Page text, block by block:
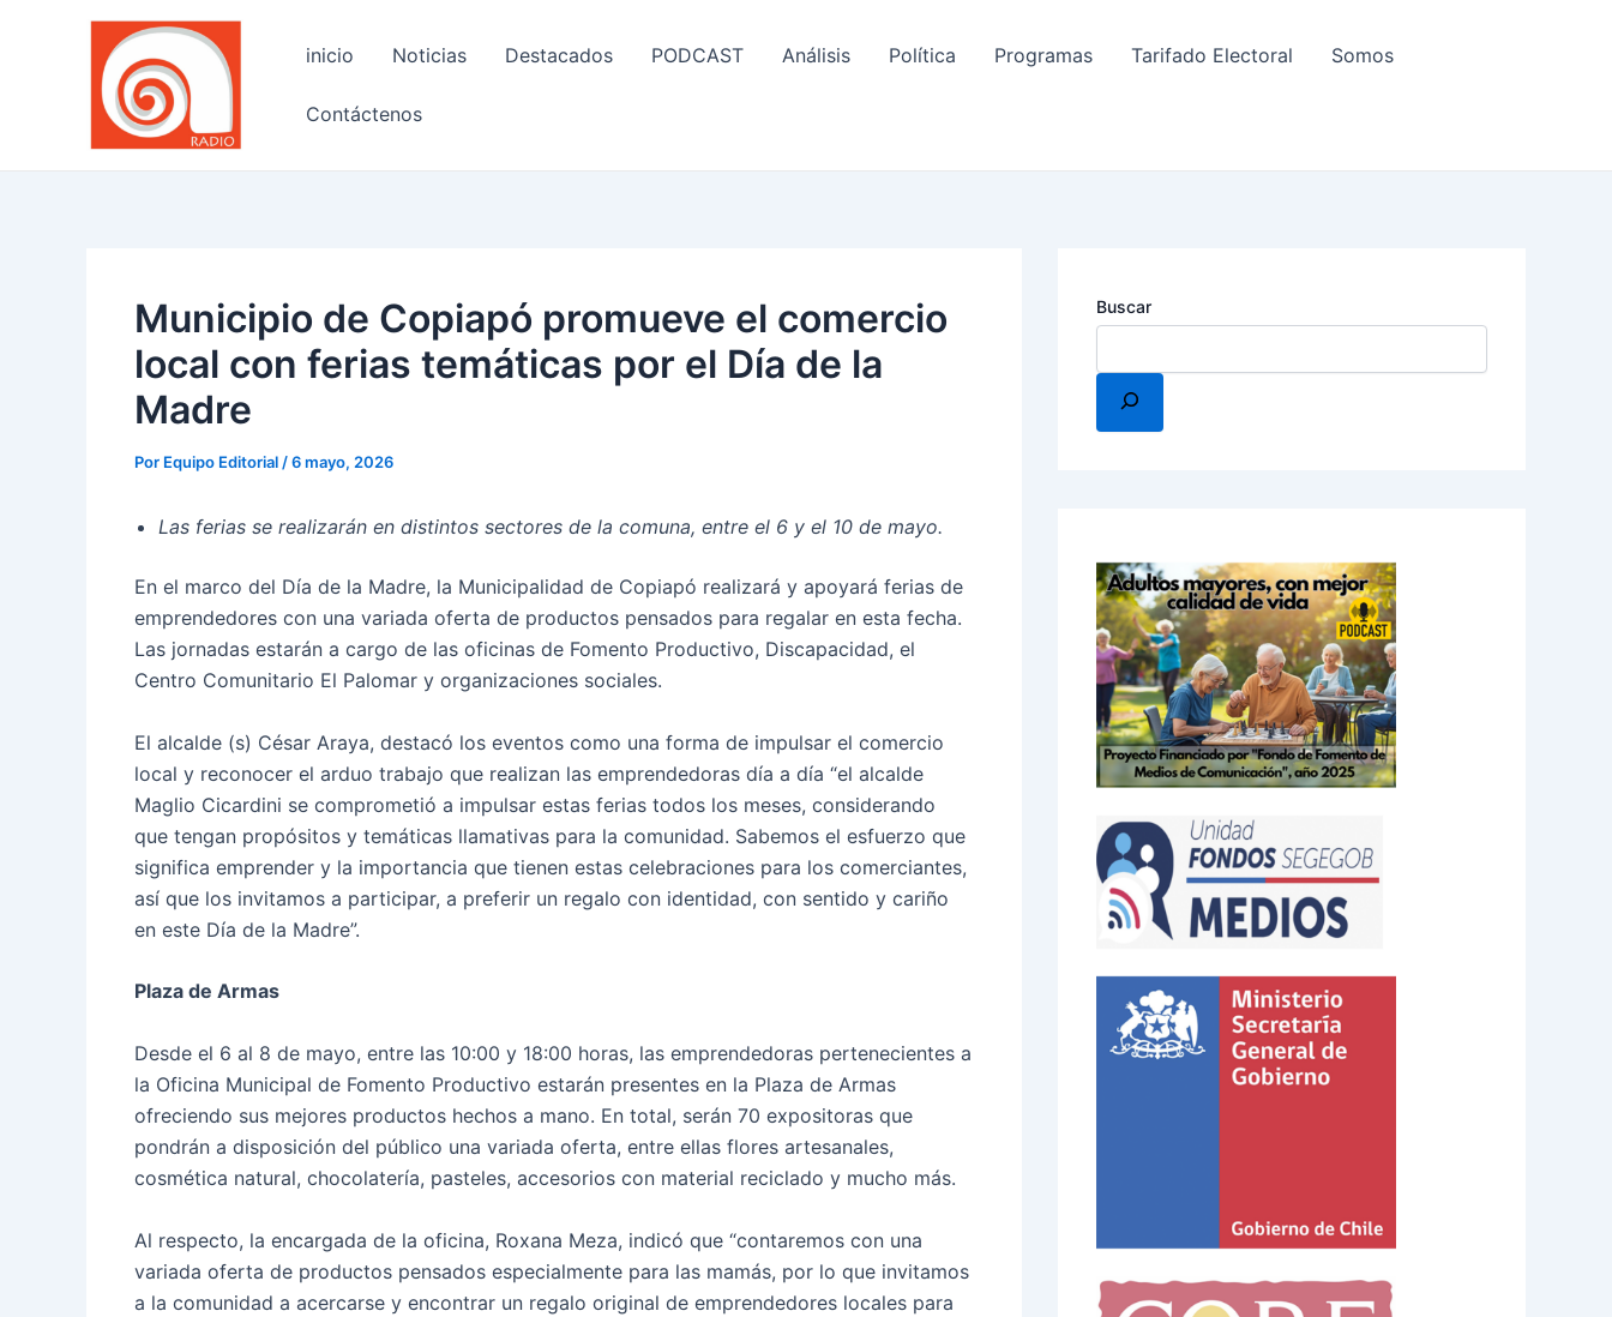
inicio Noticias Destacados PODCAST Análisis Política Programas Tarifado Electoral Somos
Contáctenos
Municipio de Copiapó promueve el comercio
local con ferias temáticas por el Día de la
Madre
Por Equipo Editorial /6 mayo, 2026
Las ferias se realizarán en distintos sectores de la comuna, entre el 6 y el 10 de mayo.
En el marco del Día de la Madre, la Municipalidad de Copiapó realizará y apoyará ferias de
emprendedores con una variada oferta de productos pensados para regalar en esta fecha.
Las jornadas estarán a cargo de las oficinas de Fomento Productivo, Discapacidad, el
Centro Comunitario El Palomar y organizaciones sociales.
El alcalde (s) César Araya, destacó los eventos como una forma de impulsar el comercio
local y reconocer el arduo trabajo que realizan las emprendedoras día a día “el alcalde
Maglio Cicardini se comprometió a impulsar estas ferias todos los meses, considerando
que tengan propósitos y temáticas llamativas para la comunidad. Sabemos el esfuerzo que
significa emprender y la importancia que tienen estas celebraciones para los comerciantes,
así que los invitamos a participar, a preferir un regalo con identidad, con sentido y cariño
en este Día de la Madre”.
Plaza de Armas
Desde el 6 al 8 de mayo, entre las 10:00 y 18:00 horas, las emprendedoras pertenecientes a
la Oficina Municipal de Fomento Productivo estarán presentes en la Plaza de Armas
ofreciendo sus mejores productos hechos a mano. En total, serán 70 expositoras que
pondrán a disposición del público una variada oferta, entre ellas flores artesanales,
cosmética natural, chocolatería, pasteles, accesorios con material reciclado y mucho más.
Al respecto, la encargada de la oficina, Roxana Meza, indicó que “contaremos con una
variada oferta de productos pensados especialmente para las mamás, por lo que invitamos
a la comunidad a acercarse y encontrar un regalo original de emprendedores locales para
Navegación
entradas
Buscar